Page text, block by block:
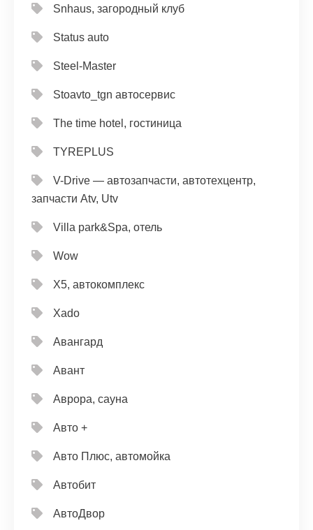
Snhaus, загородный клуб
Status auto
Steel-Master
Stoavto_tgn автосервис
The time hotel, гостиница
TYREPLUS
V-Drive — автозапчасти, автотехцентр,
запчасти Atv, Utv
Villa park&Spa, отель
Wow
X5, автокомплекс
Xado
Авангард
Авант
Аврора, сауна
Авто +
Авто Плюс, автомойка
Автобит
АвтоДвор